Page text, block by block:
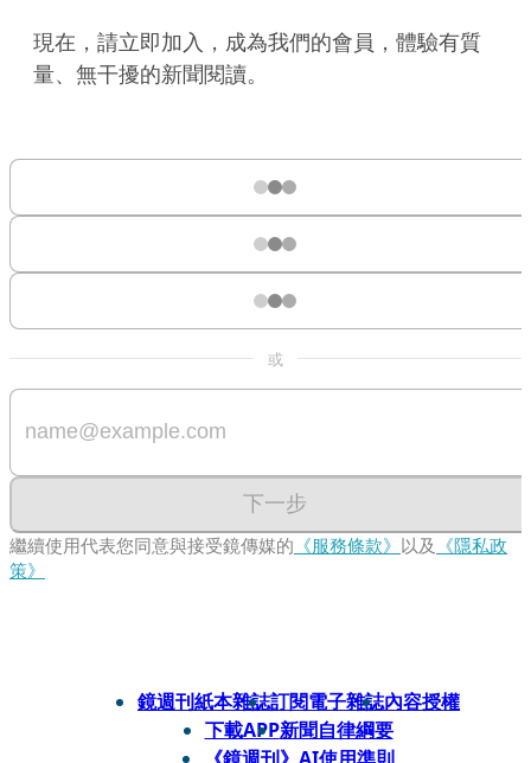
現在，請立即加入，成為我們的會員，體驗有質
量、無干擾的新聞閱讀。
或
下一步
繼續使用代表您同意與接受鏡傳媒的 《服務條款》 以及 《隱私政
策》
鏡週刊紙本雜誌訂閱電子雜誌內容授權
下載APP新聞自律綱要